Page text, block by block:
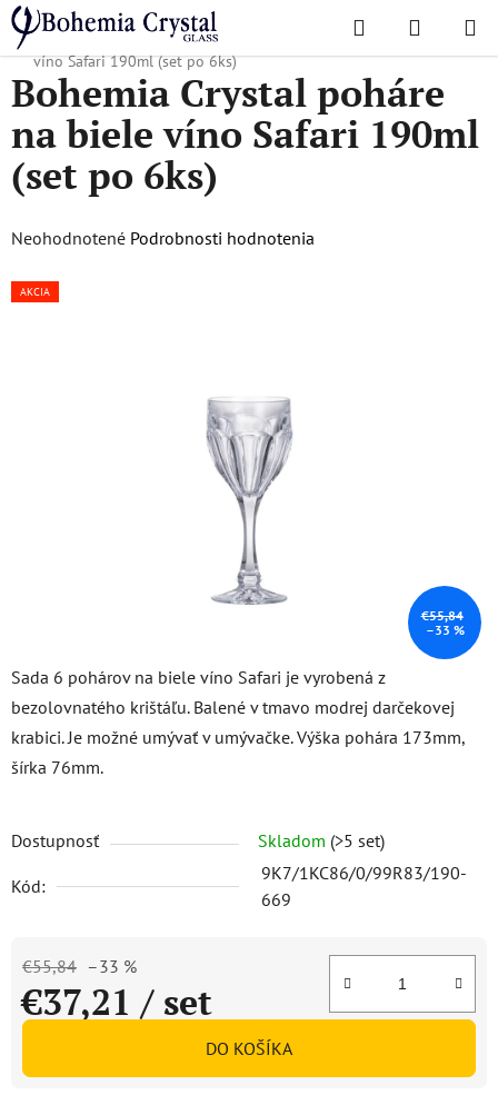
Prejsť
na
obsah
Hľadať
KOŠÍK
Domov
/ Obľúbené kolekcie / Safari
Bohemia Crystal poháre na biele
víno Safari 190ml (set po 6ks)
Sada 6 pohárov na biele víno Safari je vyrobená z
bezolovnatého krištáľu. Balené v tmavo modrej darčekovej
krabici. Je možné umývať v umývačke. Výška pohára 173mm,
šírka 76mm.
Dostupnosť Skladom (>5 set)
Kód:
9K7/1KC86/0/99R83/190-
669
€55,84 –33 %
€37,21 / set
DO KOŠÍKA
Bohemia Crystal poháre
na biele víno Safari 190ml
(set po 6ks)
Priemerné
produktu
Neohodnotené Podrobnosti hodnotenia
AKCIA
€55,84
–33 %